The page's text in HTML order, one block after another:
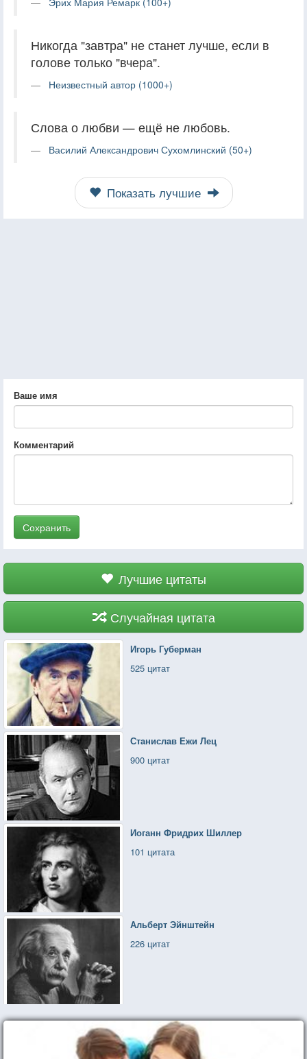
Никогда "завтра" не станет лучше, если в
голове только "вчера".
Неизвестный автор (1000+)
Слова о любви — ещё не любовь.
Василий Александрович Сухомлинский (50+)
Показать лучшие
Ваше имя
Комментарий
Сохранить
Лучшие цитаты
Случайная цитата
Игорь Губерман
525 цитат
Станислав Ежи Лец
900 цитат
Иоганн Фридрих Шиллер
101 цитата
Альберт Эйнштейн
226 цитат